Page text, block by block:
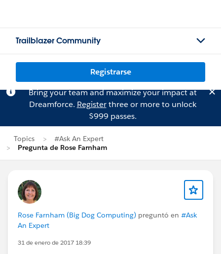
Trailblazer Community
Registrarse
Bring your team and maximize your impact at
Dreamforce. Registerthree or more to unlock
$999 passes.
Topics
#Ask An Expert
Pregunta de Rose Farnham
Rose Farnham (Big Dog Computing) preguntó en #Ask
An Expert
31 de enero de 2017 18:39